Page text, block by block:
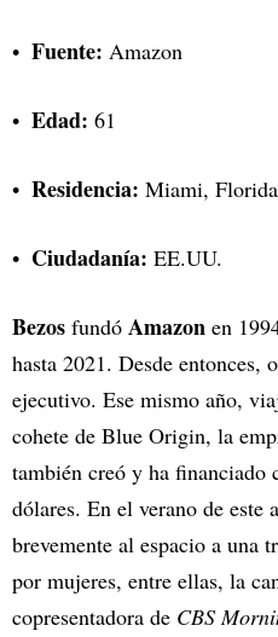
Fuente: Amazon
Edad: 61
Residencia: Miami, Florida
Ciudadanía: EE.UU.
Bezos fundó Amazon en
hasta 2021. Desde entonces,
ejecutivo. Ese mismo año,
cohete de Blue Origin, la
también creó y ha financiado
dólares. En el verano de este
brevemente al espacio a una
por mujeres, entre ellas, la
copresentadora de CBS